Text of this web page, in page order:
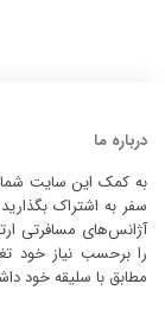
درباره ما
به کمک این سایت شما
سفر به اشتراک
آژانس‌های مسافرتی
را برحسب نیاز خود
مطابق با سلیقه خود